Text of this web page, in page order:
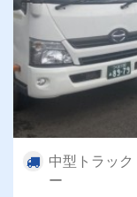
中型トラッ
ー